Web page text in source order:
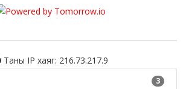
Таны IP хаяг: 216.73.217.9
3